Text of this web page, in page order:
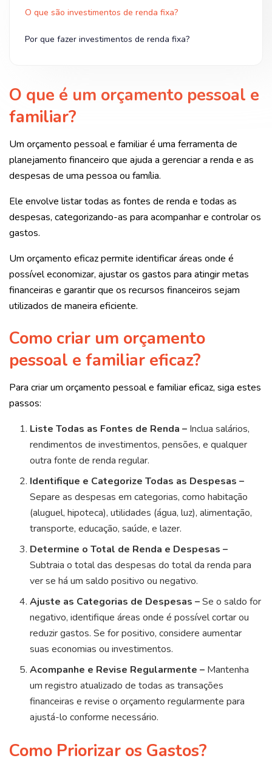
O que são investimentos de renda fixa?
Por que fazer investimentos de renda fixa?
O que é um orçamento pessoal e
familiar?
Um orçamento pessoal e familiar é uma ferramenta de
planejamento financeiro que ajuda a gerenciar a renda e as
despesas de uma pessoa ou família.
Ele envolve listar todas as fontes de renda e todas as
despesas, categorizando-as para acompanhar e controlar os
gastos.
Um orçamento eficaz permite identificar áreas onde é
possível economizar, ajustar os gastos para atingir metas
financeiras e garantir que os recursos financeiros sejam
utilizados de maneira eficiente.
Como criar um orçamento
pessoal e familiar eficaz?
Para criar um orçamento pessoal e familiar eficaz, siga estes
passos:
Liste Todas as Fontes de Renda – Inclua salários,
rendimentos de investimentos, pensões, e qualquer
outra fonte de renda regular.
Identifique e Categorize Todas as Despesas –
Separe as despesas em categorias, como habitação
(aluguel, hipoteca), utilidades (água, luz), alimentação,
transporte, educação, saúde, e lazer.
Determine o Total de Renda e Despesas –
Subtraia o total das despesas do total da renda para
ver se há um saldo positivo ou negativo.
Ajuste as Categorias de Despesas –Se o saldo for
negativo, identifique áreas onde é possível cortar ou
reduzir gastos. Se for positivo, considere aumentar
suas economias ou investimentos.
Acompanhe e Revise Regularmente – Mantenha
um registro atualizado de todas as transações
financeiras e revise o orçamento regularmente para
ajustá-lo conforme necessário.
Como Priorizar os Gastos?